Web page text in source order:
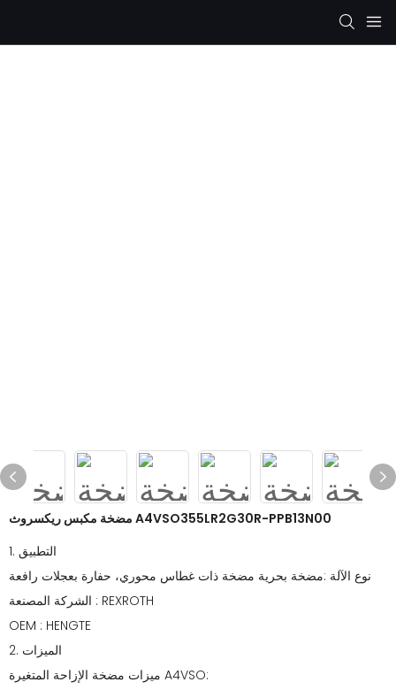
مضخة مكبس ريكسروث A4VSO355LR2G30R-PPB13N00
1. التطبيق
نوع الآلة :مضخة بحرية مضخة ذات غطاس محوري، حفارة بعجلات رافعة
الشركة المصنعة : REXROTH
OEM : HENGTE
2. الميزات
ميزات مضخة الإزاحة المتغيرة A4VSO: